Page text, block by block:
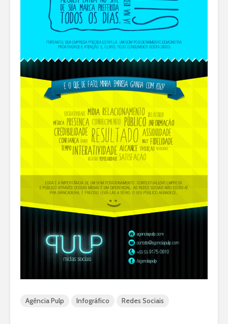
Agência Pulp Infográfico Redes Sociais